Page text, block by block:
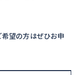
望の方はぜひお申